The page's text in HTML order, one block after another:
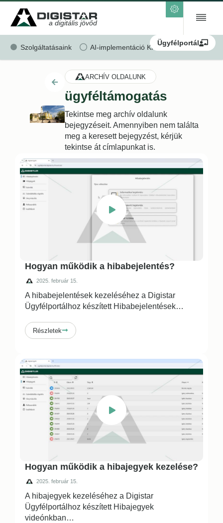
a digitális jövőd
Szolgáltatásaink AI-implementáció KKV-k részére
Ügyfélportál
ARCHÍV OLDALUNK
ügyféltámogatás
Tekintse meg archív oldalunk
bejegyzéseit. Amennyiben nem találta
meg a keresett bejegyzést, kérjük
tekintse át címlapunkat is.
Hogyan működik a hibabejelentés?
2025. február 15.
A hibabejelentések kezeléséhez a Digistar
Ügyfélportálhoz készített Hibabejelentések…
Részletek
Hogyan működik a hibajegyek kezelése?
2025. február 15.
A hibajegyek kezeléséhez a Digistar
Ügyfélportálhoz készített Hibajegyek
videónkban…